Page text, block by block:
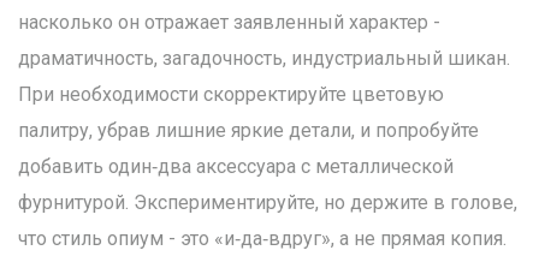
насколько он отражает заявленный характер -
драматичность, загадочность, индустриальный шикан.
При необходимости скорректируйте цветовую
палитру, убрав лишние яркие детали, и попробуйте
добавить один‑два аксессуара с металлической
фурнитурой. Экспериментируйте, но держите в голове,
что стиль опиум - это «и‑да‑вдруг», а не прямая копия.